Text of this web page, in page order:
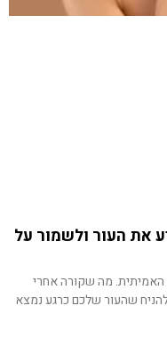
את העור ולשמור על
האמיתית. מה שקורה אחרי
שהעור שלכם כרגע נמצא